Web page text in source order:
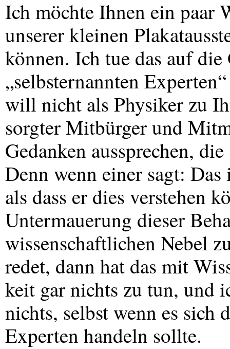
Ich möchte Ihnen ein paar
unserer kleinen
können. Ich tue das auf
„selbsternannten
will nicht als Physiker zu
sorgter Mitbürger und
Gedanken aussprechen,
Denn wenn einer sagt:
als dass er dies verstehen
Untermauerung dieser
wissenschaftlichen Nebel
redet, dann hat das mit
keit gar nichts zu tun, und
nichts, selbst wenn es
Experten handeln sollte.